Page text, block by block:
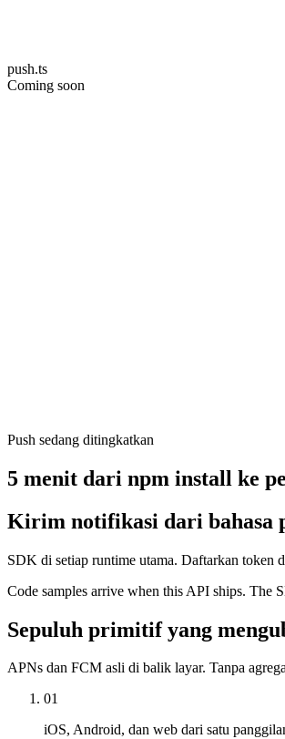
push.ts
Coming soon
Push sedang ditingkatkan
5 menit dari npm install ke
Kirim notifikasi dari bahasa
SDK di setiap runtime utama. Daftarkan token
Code samples arrive when this API ships. The
Sepuluh primitif yang
APNs dan FCM asli di balik layar. Tanpa
01
iOS, Android, dan web dari satu